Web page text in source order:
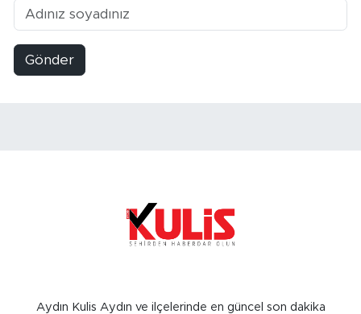
Gönder
Aydın Kulis Aydın ve ilçelerinde en güncel son dakika